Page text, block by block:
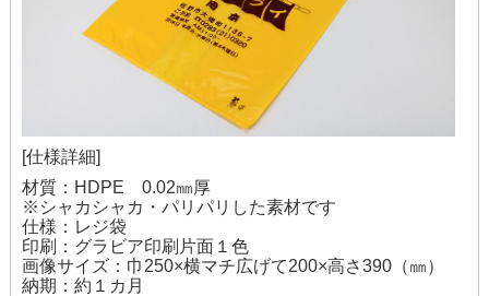
[仕様詳細]
材質：HDPE 0.02㎜厚
※シャカシャカ・パリパリした素材です
仕様：レジ袋
印刷：グラビア印刷片面１色
画像サイズ：巾250×横マチ広げて200×高さ390（㎜）
納期：約１カ月